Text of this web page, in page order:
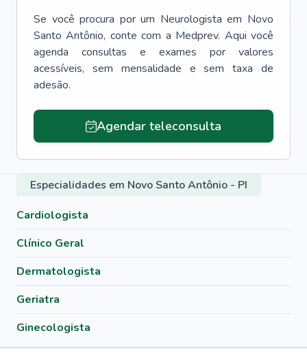
Se você procura por um Neurologista em Novo
Santo Antônio, conte com a Medprev. Aqui você
agenda consultas e exames por valores
acessíveis, sem mensalidade e sem taxa de
adesão.
Agendar teleconsulta
Especialidades em Novo Santo Antônio - PI
Cardiologista
Clínico Geral
Dermatologista
Geriatra
Ginecologista